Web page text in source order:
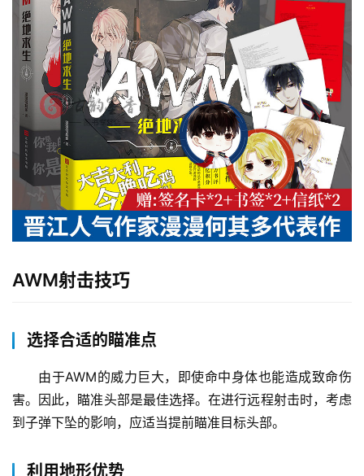
AWM射击技巧
选择合适的瞄准点
由于AWM的威力巨大，即使命中身体也能造成致命伤
害。因此，瞄准头部是最佳选择。在进行远程射击时，考虑
到子弹下坠的影响，应适当提前瞄准目标头部。
利用地形优势